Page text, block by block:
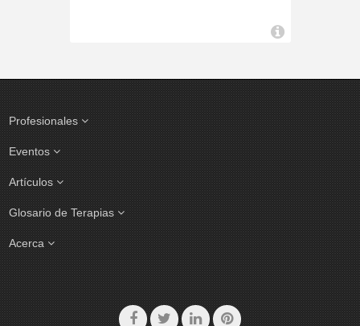
Profesionales
Eventos
Artículos
Glosario de Terapias
Acerca